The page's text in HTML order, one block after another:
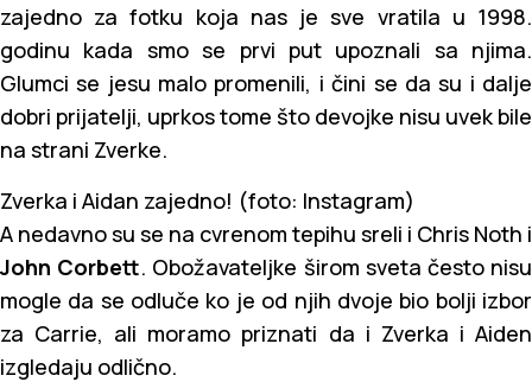
zajedno za fotku koja nas je sve vratila u 1998.
godinu kada smo se prvi put upoznali sa njima.
Glumci se jesu malo promenili, i čini se da su i dalje
dobri prijatelji, uprkos tome što devojke nisu uvek bile
na strani Zverke.
Zverka i Aidan zajedno! (foto: Instagram)
A nedavno su se na cvrenom tepihu sreli i Chris Noth i
John Corbett. Obožavateljke širom sveta često nisu
mogle da se odluče ko je od njih dvoje bio bolji izbor
za Carrie, ali moramo priznati da i Zverka i Aiden
izgledaju odlično.